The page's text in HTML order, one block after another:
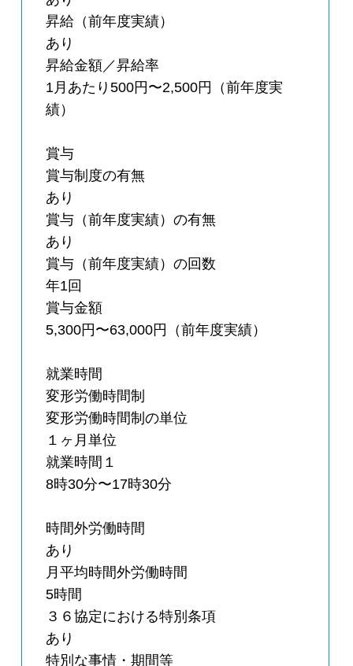
昇給（前年度実績）
あり
昇給金額／昇給率
1月あたり500円〜2,500円（前年度実
績）
賞与
賞与制度の有無
あり
賞与（前年度実績）の有無
あり
賞与（前年度実績）の回数
年1回
賞与金額
5,300円〜63,000円（前年度実績）
就業時間
変形労働時間制
変形労働時間制の単位
１ヶ月単位
就業時間１
8時30分〜17時30分
時間外労働時間
あり
月平均時間外労働時間
5時間
３６協定における特別条項
あり
特別な事情・期間等